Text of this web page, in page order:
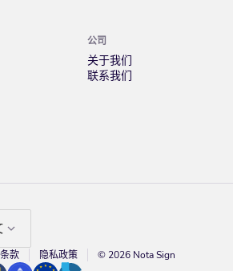
公司
关于我们
联系我们
款 隐私政策 © 2026 Nota Sign